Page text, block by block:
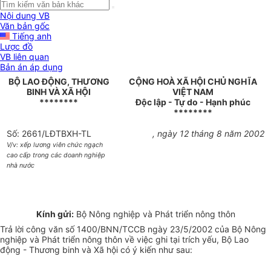
Nội dung VB
Văn bản gốc
Tiếng anh
Lược đồ
VB liên quan
Bản án áp dụng
BỘ LAO ĐỘNG, THƯƠNG
BINH VÀ XÃ HỘI
********
CỘNG HOÀ XÃ HỘI CHỦ NGHĨA
VIỆT NAM
Độc lập - Tự do - Hạnh phúc
********
Số: 2661/LĐTBXH-TL
V/v: xếp lương viên chức ngạch
cao cấp trong các doanh nghiệp
nhà nước
, ngày 12 tháng 8 năm 2002
Kính gửi:Bộ Nông nghiệp và Phát triển nông thôn
Trả lời công văn số 1400/BNN/TCCB ngày 23/5/2002 của Bộ Nông
nghiệp và Phát triển nông thôn về việc ghi tại trích yếu, Bộ Lao
động - Thương binh và Xã hội có ý kiến như sau: